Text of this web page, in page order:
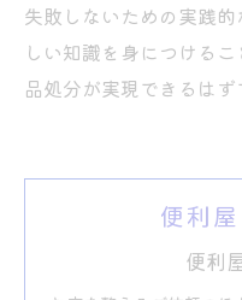
失敗しないための実践
しい知識を身につける
品処分が実現できるはず
便利